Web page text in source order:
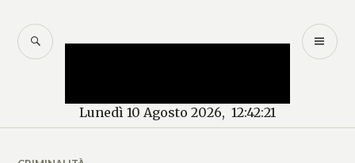
contenuto
Lunedì 10 Agosto 2026, 12:42:22
Mercurio – Il "dio"
CERCA